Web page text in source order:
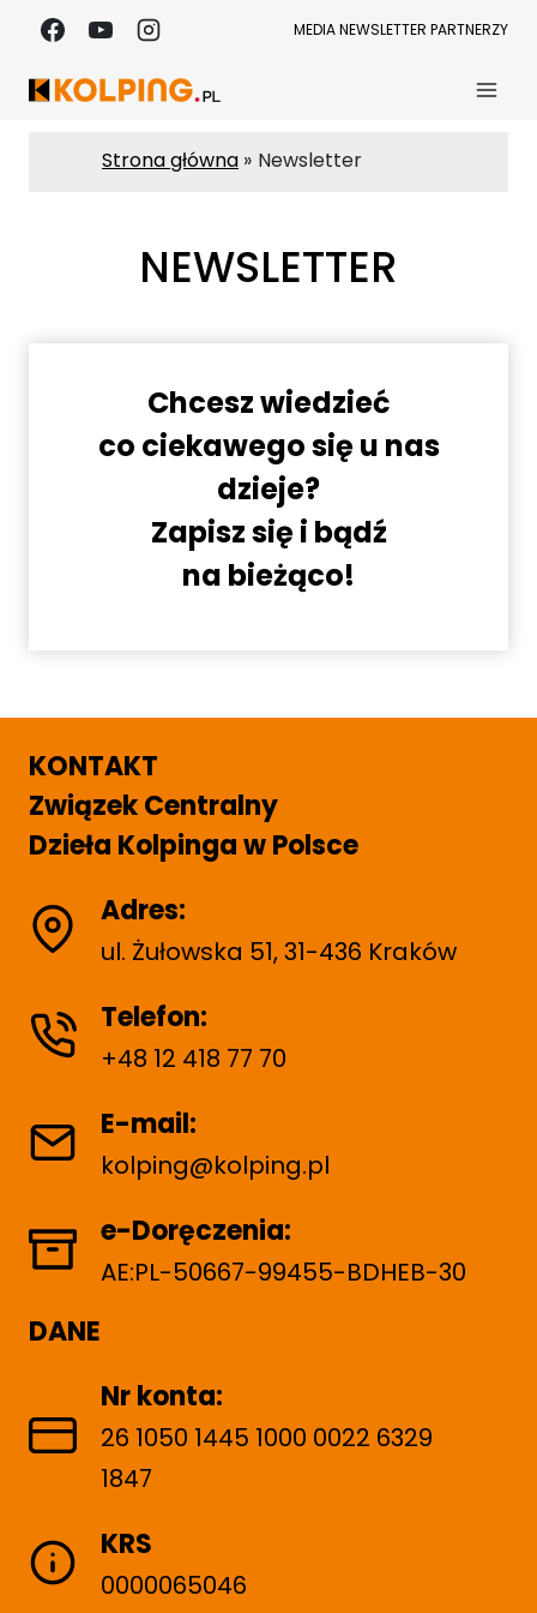
Przejdź
treści
MEDIANEWSLETTER PARTNERZY
Strona główna Newsletter
NEWSLETTER
Chcesz wiedzieć
co ciekawego się u nas
dzieje?
Zapisz się i bądź
na bieżąco!
KONTAKT
Związek Centralny
Dzieła Kolpinga w Polsce
Adres:
ul. Żułowska 51, 31-436 Kraków
Telefon:
+48 12 418 77 70
E-mail:
kolping@kolping.pl
e-Doręczenia:
AE:PL-50667-99455-BDHEB-30
DANE
Nr konta:
26 1050 1445 1000 0022 6329
1847
KRS
0000065046